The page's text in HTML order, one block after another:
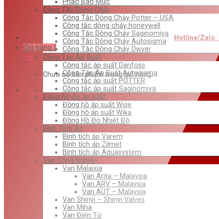
Hotline/Zalo:
Giỏ hàng /
0₫
Chưa có sản phẩm trong giỏ hàng.
Phao Báo Mức
Công Tắc Dòng Chảy
Công Tắc Dòng Chảy Potter – USA
Công tắc dòng chảy honeywell
Công Tắc Dòng Chảy Saginomiya
Công Tắc Dòng Chảy Autosigma
Công Tắc Dòng Chảy Dwyer
Công Tắc Áp Suất
Công tắc áp suất Danfoss
Công Tắc Áp Suất Autosigma
Công tắc áp suất POTTER
Công tắc áp suất Saginomiya
Đồng hồ đo áp suất
Đồng hồ áp suất Wise
Đồng hồ áp suất Wika
Đồng Hồ Đo Nhiệt Độ
Bình Tích Áp
Bình tích áp Varem
Bình tích áp Zilmet
Bình tích áp Aquasystem
Van Công Nghiệp
Van Malaixia
Van Arita – Malaysia
Van ARV – Malaysia
Van AUT – Malaysia
Van Shinyi – Shinyi Valves
Van Miha
Van Điện Từ